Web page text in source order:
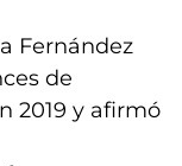
Fernández
de
2019 y afirmó